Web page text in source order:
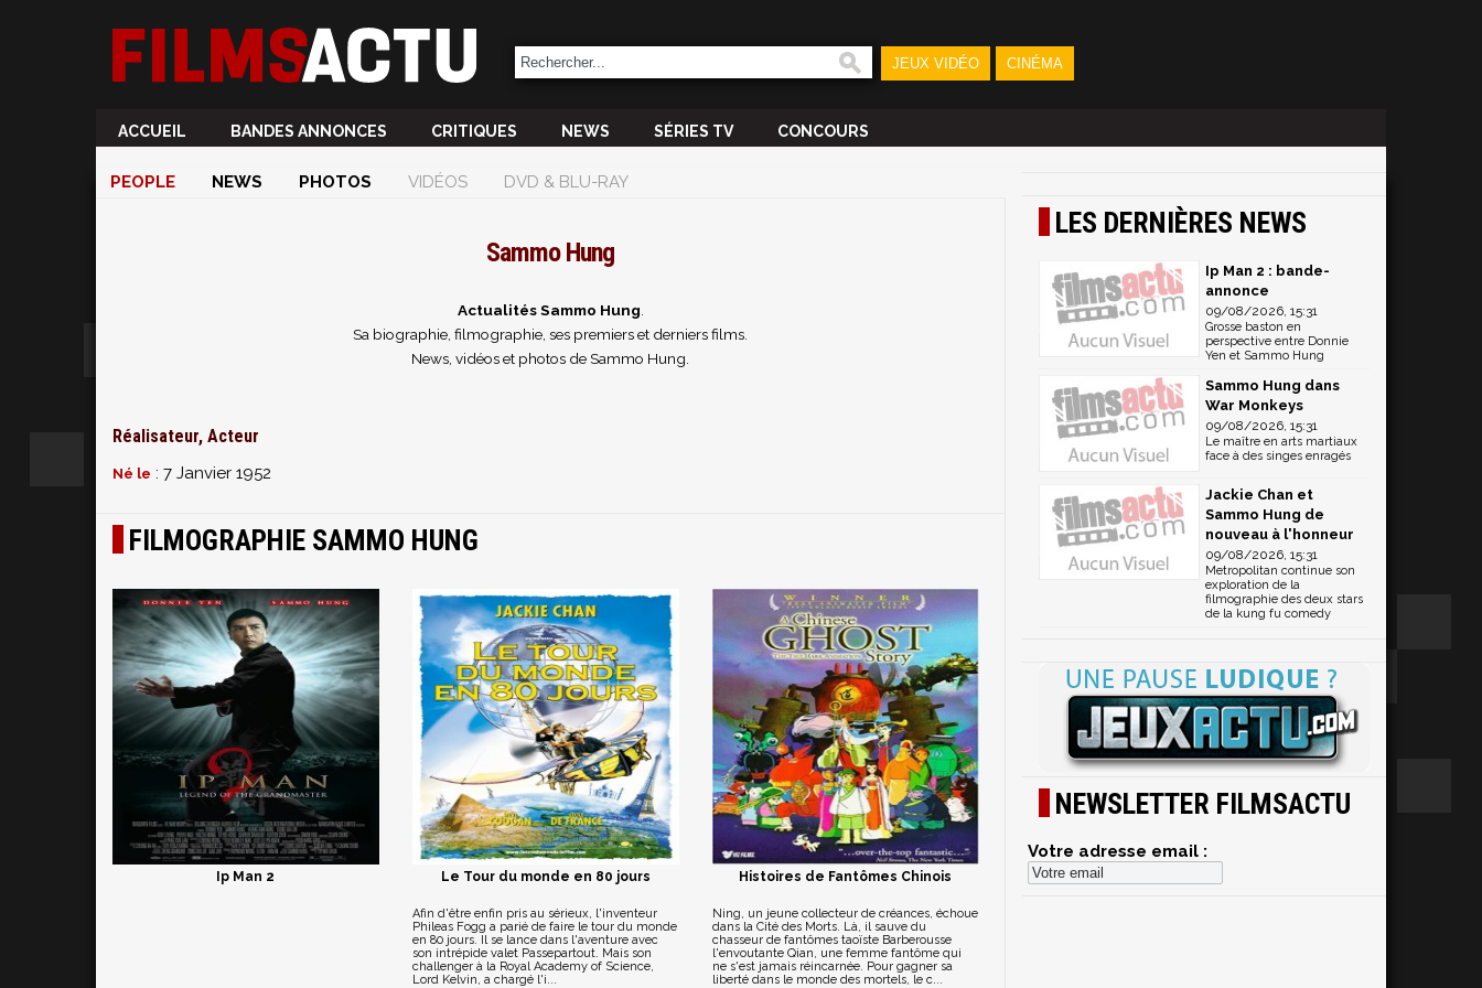
JEUX VIDÉO CINÉMA
ACCUEIL BANDES ANNONCES CRITIQUES NEWS SÉRIES TV CONCOURS
PEOPLE NEWS PHOTOS VIDÉOS DVD & BLU-RAY
Sammo Hung
Actualités Sammo Hung
Sa biographie, filmographie, ses premiers et derniers films.
News, vidéos et photos de Sammo Hung.
Réalisateur, Acteur
Né le : 7 Janvier 1952
FILMOGRAPHIE SAMMO HUNG
Ip Man 2 Le Tour du monde en 80 jours
Afin d'être enfin pris au sérieux, l'inventeur
Phileas Fogg a parié de faire le tour du monde
en 80 jours. Il se lance dans l'aventure avec
son intrépide valet Passepartout. Mais son
challenger à la Royal Academy of Science,
Lord Kelvin, a chargé l'i...
Histoires de Fantômes Chinois
Ning, un jeune collecteur de créances, échoue
dans la Cité des Morts. Là, il sauve du
chasseur de fantômes taoïste Barberousse
l'envoutante Qian, une femme fantôme qui
ne s'est jamais réincarnée. Pour gagner sa
liberté dans le monde des mortels, le c...
LES DERNIÈRES NEWS
Ip Man 2 : bande-
annonce
09/08/2026, 15:31
Grosse baston en
perspective entre Donnie
Yen et Sammo Hung
Sammo Hung dans
War Monkeys
09/08/2026, 15:31
Le maître en arts martiaux
face à des singes enragés
Jackie Chan et
Sammo Hung de
nouveau à l'honneur
09/08/2026, 15:31
Metropolitan continue son
exploration de la
filmographie des deux stars
de la kung fu comedy
NEWSLETTER FILMSACTU
Votre adresse email :